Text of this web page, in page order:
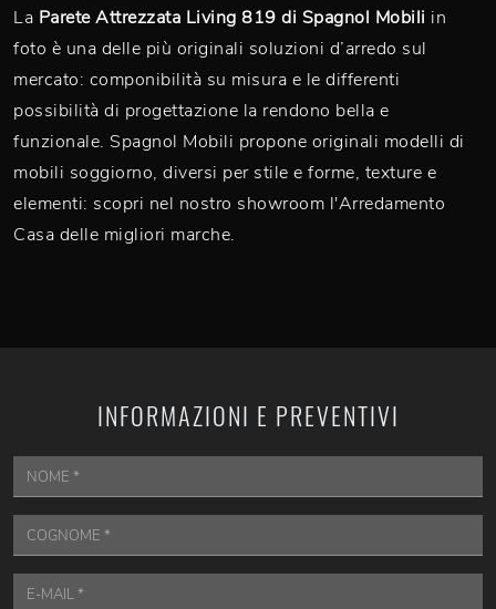
La Parete Attrezzata Living 819 di Spagnol Mobili in
foto è una delle più originali soluzioni d’arredo sul
mercato: componibilità su misura e le differenti
possibilità di progettazione la rendono bella e
funzionale. Spagnol Mobili propone originali modelli di
mobili soggiorno, diversi per stile e forme, texture e
elementi: scopri nel nostro showroom l'Arredamento
Casa delle migliori marche.
INFORMAZIONI E PREVENTIVI